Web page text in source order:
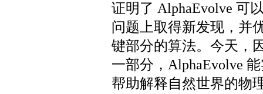
证明了 AlphaEvolve 可
问题上取得新发现，并
键部分的算法。今天，
一部分，AlphaEvolve
帮助解释自然世界的物